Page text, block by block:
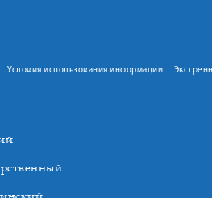
Условия использования информации